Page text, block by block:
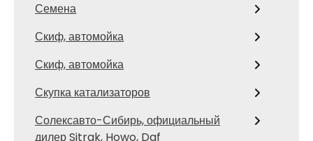
Семена
Скиф, автомойка
Скиф, автомойка
Скупка катализаторов
Солексавто-Сибирь, официальный
дилер Sitrak, Howo, Daf